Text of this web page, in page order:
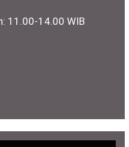
11.00-14.00 WIB